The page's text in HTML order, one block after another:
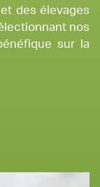
des élevages
nos
sur la